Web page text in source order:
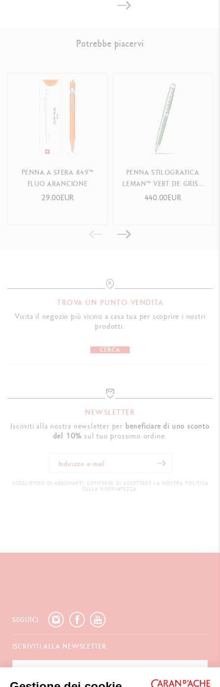
Swiss Made
PRODUCT REFERENCE
Potrebbe piacervi
PENNA A SFERA 849™
FLUO ARANCIONE
29.00EUR
PENNA STILOGRAFICA
LEMAN™ VERT DE GRIS -
EDIZIONE SPECIALE
440.00EUR
TROVA UN PUNTO VENDITA
Visita il negozio più vicino a casa tua per scoprire i nostri
prodotti.
CERCA
NEWSLETTER
Iscriviti alla nostra newsletter per beneficiare di uno sconto
del 10% sul tuo prossimo ordine.
SCEGLIENDO DI ABBONARTI, CONFERMI DI ACCETTARE LA NOSTRA POLITICA
SULLA RISERVATEZZA.
SEGUICI
ISCRIVITI ALLA NEWSLETTER